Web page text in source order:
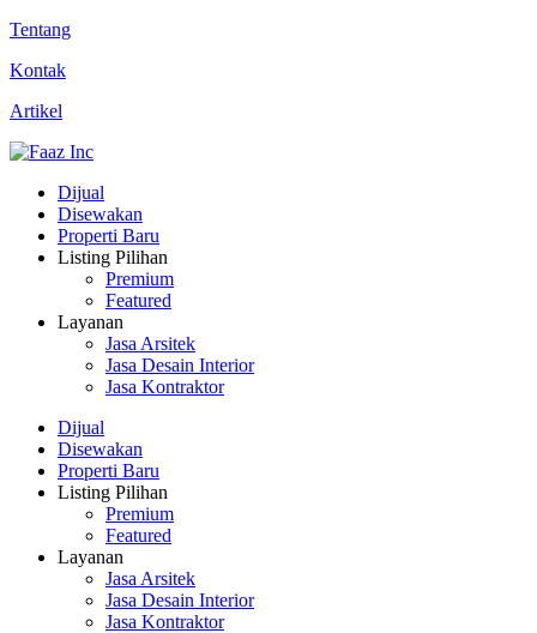
Tentang
Kontak
Artikel
Dijual
Disewakan
Properti Baru
Listing Pilihan
Premium
Featured
Layanan
Jasa Arsitek
Jasa Desain Interior
Jasa Kontraktor
Dijual
Disewakan
Properti Baru
Listing Pilihan
Premium
Featured
Layanan
Jasa Arsitek
Jasa Desain Interior
Jasa Kontraktor